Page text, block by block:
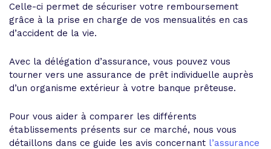
Celle-ci permet de sécuriser votre remboursement
grâce à la prise en charge de vos mensualités en cas
d’accident de la vie.
Avec la délégation d’assurance, vous pouvez vous
tourner vers une assurance de prêt individuelle auprès
d’un organisme extérieur à votre banque prêteuse.
Pour vous aider à comparer les différents
établissements présents sur ce marché, nous vous
détaillons dans ce guide les avis concernant l’assurance